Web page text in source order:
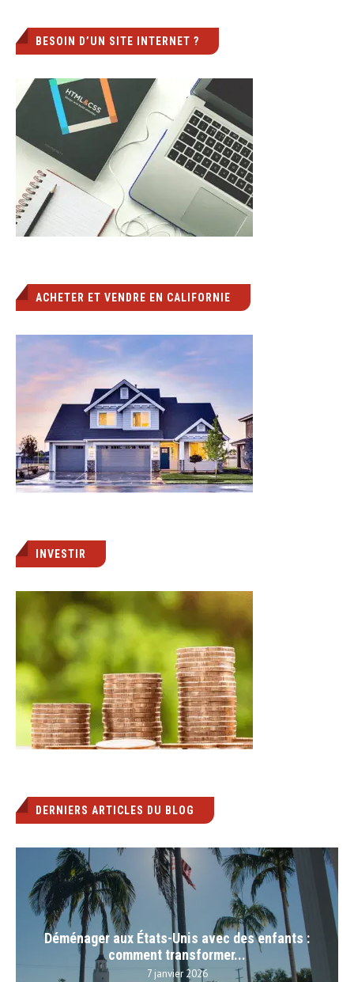
BESOIN D’UN SITE INTERNET ?
ACHETER ET VENDRE EN CALIFORNIE
INVESTIR
DERNIERS ARTICLES DU BLOG
Déménager aux États-Unis avec des enfants :
comment transformer...
7 janvier 2026